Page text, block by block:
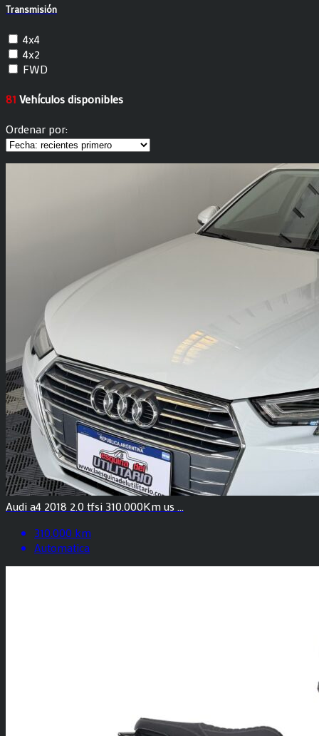
Transmisión
4x4
4x2
FWD
81 Vehículos disponibles
Ordenar por:
Audi a4 2018 2.0 tfsi 310.000Km us ...
310.000 km
Automatica